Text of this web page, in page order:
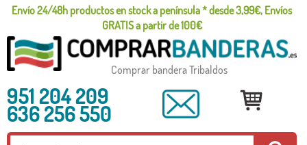
Envío 24/48h productos en stock a península * desde 3,99€, Envíos
GRATIS a partir de 100€
Comprar bandera Tribaldos
951 204 209
636 256 550